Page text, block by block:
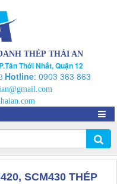
THÉP THÁI AN
Thới Nhất, Quận 12
Hotline: 0903 363 863
SCM430 THÉP